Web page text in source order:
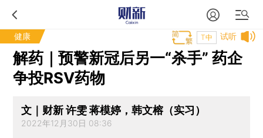
健康 试听
T中
解药｜预警新冠后另一“杀手” 药企
争投RSV药物
文｜财新 许雯 蒋模婷，韩文榕（实习）
2022年12月30日 08:36